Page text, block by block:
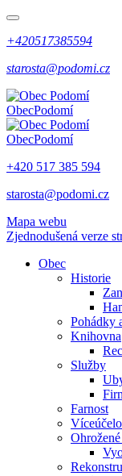
+420517385594
starosta@podomi.cz
ObecPodomí
ObecPodomí
+420 517 385 594
starosta@podomi.cz
Mapa webu
Zjednodušená verze
Obec
Historie
Pohádky
Knihovna
Služby
Farnost